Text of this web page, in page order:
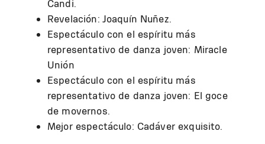
Candi.
Revelación: Joaquín Nuñez.
Espectáculo con el espíritu más
representativo de danza joven: Miracle
Unión
Espectáculo con el espíritu más
representativo de danza joven: El goce
de movernos.
Mejor espectáculo: Cadáver exquisito.